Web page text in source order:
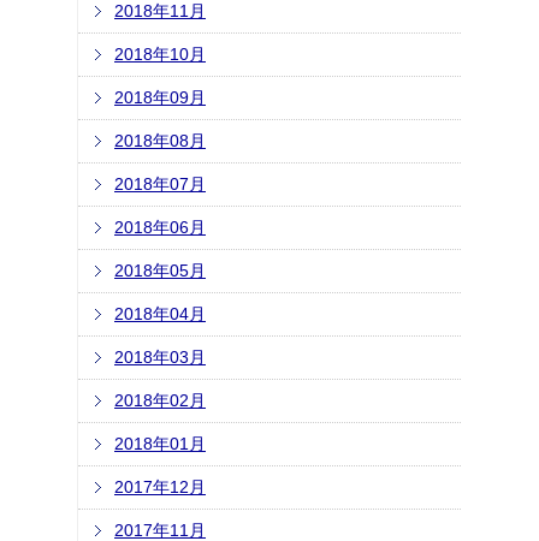
2018年11月
2018年10月
2018年09月
2018年08月
2018年07月
2018年06月
2018年05月
2018年04月
2018年03月
2018年02月
2018年01月
2017年12月
2017年11月